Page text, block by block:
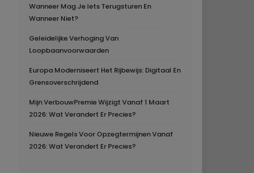
Wanneer Mag Je Iets Terugsturen En
Wanneer Niet?
Geleidelijke Verhoging Van
Loopbaanvoorwaarden
Europa Moderniseert Het Rijbewijs: Digitaal En
Grensoverschrijdend
Mijn VerbouwPremie Wijzigt Vanaf 1 Maart
2026: Wat Verandert Er Precies?
Nieuwe Regels Voor Opzegtermijnen Vanaf
2026: Wat Verandert Er Precies?